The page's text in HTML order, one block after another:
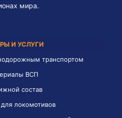
мира.
И УСЛУГИ
транспортом
ВСП
состав
для локомотивов